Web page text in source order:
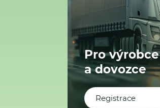
Pro výrobce
a dovozce
Registrace